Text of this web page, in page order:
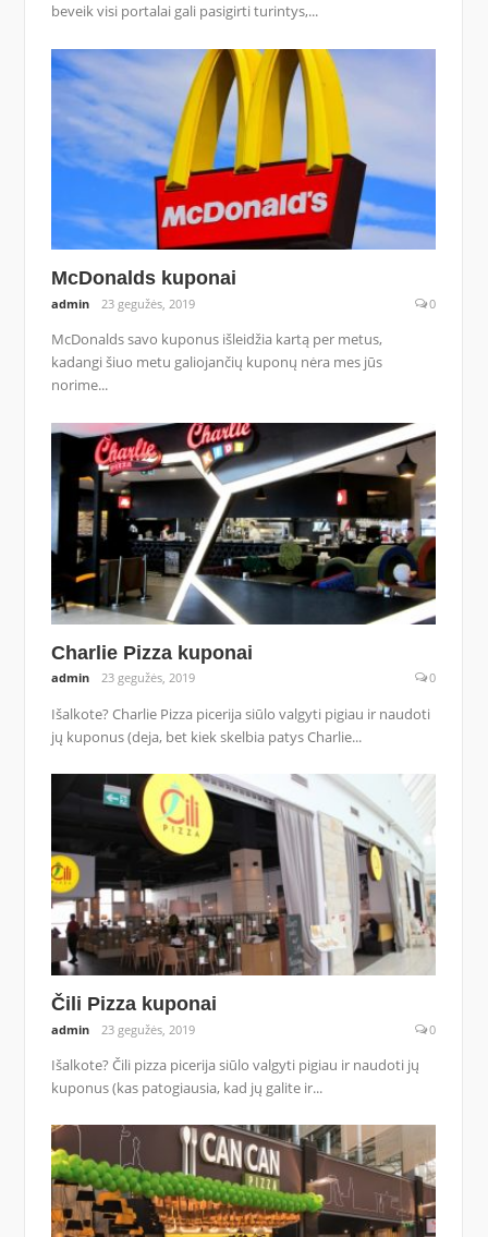
beveik visi portalai gali pasigirti turintys,...
McDonalds kuponai
admin 23 gegužės, 2019 0
McDonalds savo kuponus išleidžia kartą per metus,
kadangi šiuo metu galiojančių kuponų nėra mes jūs
norime...
Charlie Pizza kuponai
admin 23 gegužės, 2019 0
Išalkote? Charlie Pizza picerija siūlo valgyti pigiau ir naudoti
jų kuponus (deja, bet kiek skelbia patys Charlie...
Čili Pizza kuponai
admin 23 gegužės, 2019 0
Išalkote? Čili pizza picerija siūlo valgyti pigiau ir naudoti jų
kuponus (kas patogiausia, kad jų galite ir...